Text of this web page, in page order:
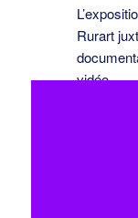
Rurart
vidéo.